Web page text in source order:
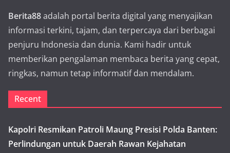
Berita88adalah portal berita digital yang menyajikan
informasi terkini, tajam, dan terpercaya dari berbagai
penjuru Indonesia dan dunia. Kami hadir untuk
memberikan pengalaman membaca berita yang cepat,
ringkas, namun tetap informatif dan mendalam.
Recent
Kapolri Resmikan Patroli Maung Presisi Polda Banten:
Perlindungan untuk Daerah Rawan Kejahatan